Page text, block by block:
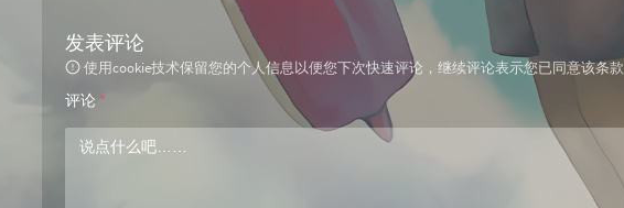
发表评论
使用cookie技术保留您的个人信息以便您下次快速评论，继续评论表示您已同意该条款
评论 *